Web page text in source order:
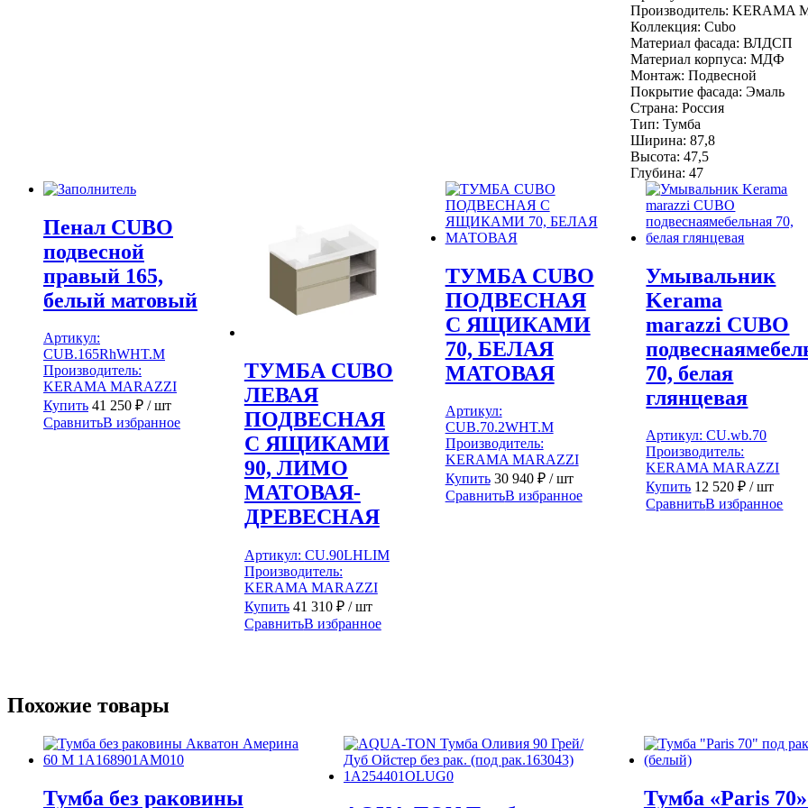
Производитель: KERAMA
Коллекция: Cubo
Материал фасада: ВЛДСП
Материал корпуса: МДФ
Монтаж: Подвесной
Покрытие фасада: Эмаль
Страна: Россия
Тип: Тумба
Ширина: 87,8
Высота: 47,5
Глубина: 47
Пенал CUBO
подвесной
правый 165,
белый матовый
Артикул:
CUB.165RhWHT.M
Производитель:
KERAMA MARAZZI
Купить 41 250 ₽ / шт
СравнитьВ избранное
ТУМБА CUBO
ЛЕВАЯ
ПОДВЕСНАЯ
С ЯЩИКАМИ
90, ЛИМО
МАТОВАЯ-
ДРЕВЕСНАЯ
Артикул: CU.90LHLIM
Производитель:
KERAMA MARAZZI
Купить 41 310 ₽/ шт
СравнитьВ избранное
ТУМБА CUBO
ПОДВЕСНАЯ
С ЯЩИКАМИ
70, БЕЛАЯ
МАТОВАЯ
Артикул:
CUB.70.2WHT.M
Производитель:
KERAMA MARAZZI
Купить 30 940 ₽/ шт
СравнитьВ избранное
Умывальник
Kerama
marazzi CUBO
70, белая
глянцевая
Артикул:CU.wb.70
Производитель:
KERAMA MARAZZI
Купить 12 520₽ / шт
СравнитьВ избранное
Похожие товары
Тумба без раковины Тумба «Paris